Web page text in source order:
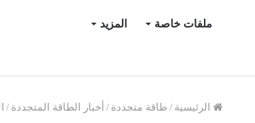
ملفات خاصة المزيد
الرئيسية / طاقة متجددة / أخبار الطاقة المتجددة /